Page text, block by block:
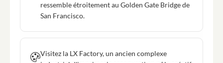
ressemble étroitement au Golden Gate Bridge de
San Francisco.
Visitez la LX Factory, un ancien complexe